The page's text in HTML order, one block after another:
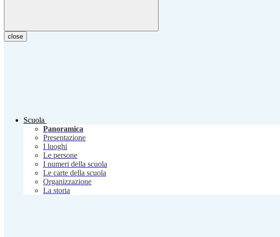
close
Scuola
Panoramica
Presentazione
I luoghi
Le persone
I numeri della scuola
Le carte della scuola
Organizzazione
La storia